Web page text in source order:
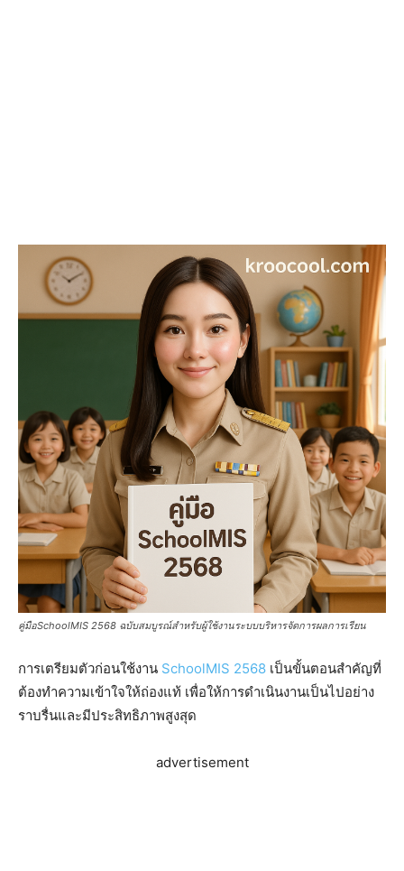
คู่มือSchoolMIS 2568 ฉบับสมบูรณ์สำหรับผู้ใช้งานระบบบริหารจัดการผลการเรียน
การเตรียมตัวก่อนใช้งาน SchoolMIS 2568 เป็นขั้นตอนสำคัญที่
ต้องทำความเข้าใจให้ถ่องแท้ เพื่อให้การดำเนินงานเป็นไปอย่าง
ราบรื่นและมีประสิทธิภาพสูงสุด
advertisement